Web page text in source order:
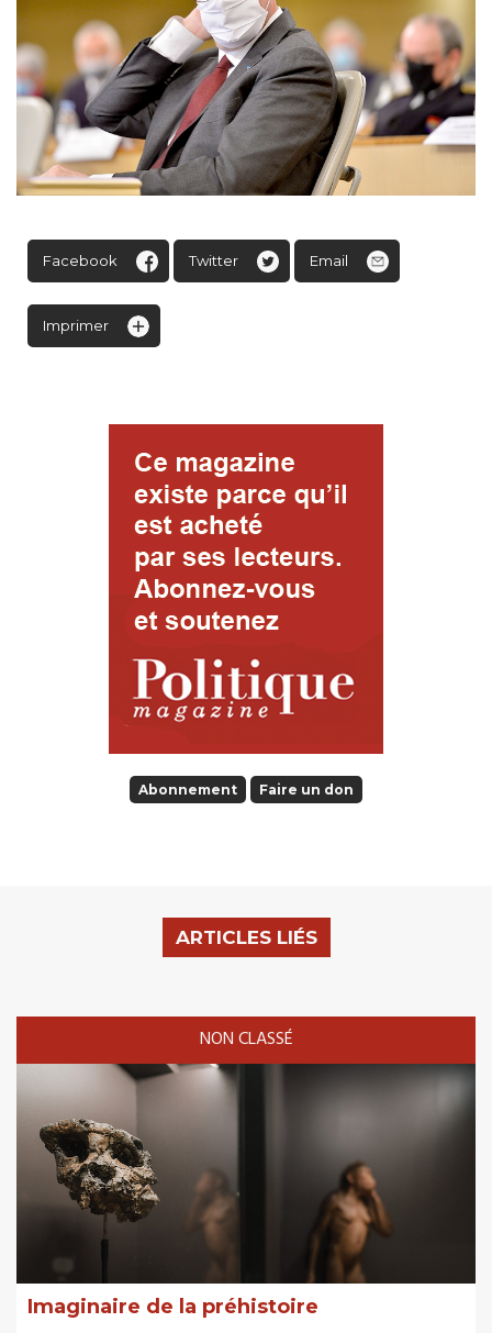
Facebook Twitter Email
Imprimer
Abonnement Faire un don
ARTICLES LIÉS
NON CLASSÉ
Imaginaire de la préhistoire